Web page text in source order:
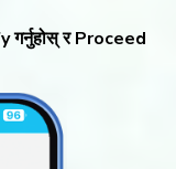
र Proceed